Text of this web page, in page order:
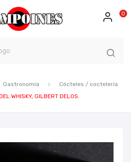
0
Gastronomía
Cócteles / coctelería
WHISKY, GILBERT DELOS.